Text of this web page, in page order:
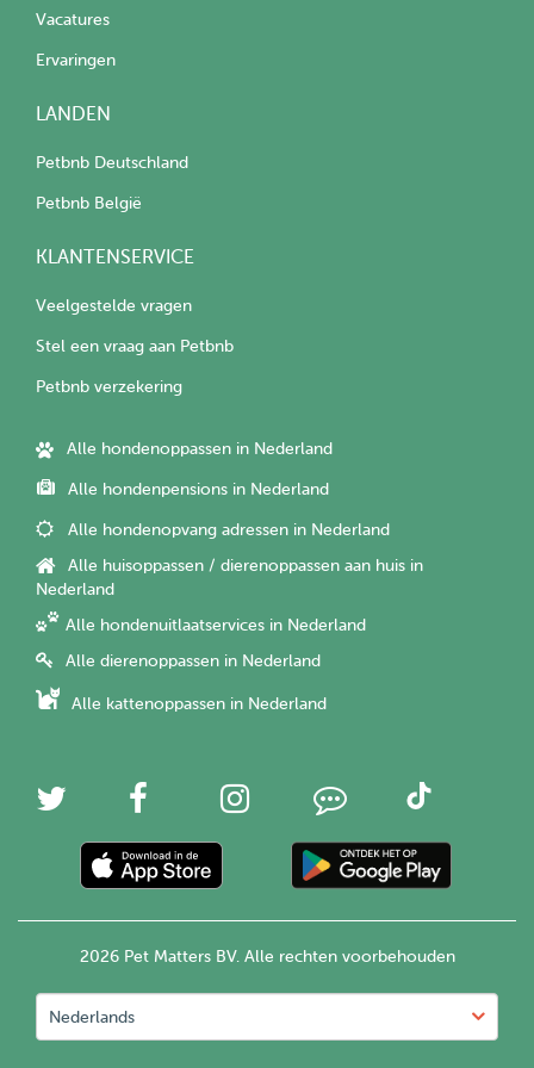
Vacatures
Ervaringen
LANDEN
Petbnb Deutschland
Petbnb België
KLANTENSERVICE
Veelgestelde vragen
Stel een vraag aan Petbnb
Petbnb verzekering
Alle hondenoppassen in Nederland
Alle hondenpensions in Nederland
Alle hondenopvang adressen in Nederland
Alle huisoppassen / dierenoppassen aan huis in
Nederland
Alle hondenuitlaatservices in Nederland
Alle dierenoppassen in Nederland
Alle kattenoppassen in Nederland
2026 Pet Matters BV. Alle rechten voorbehouden
Nederlands